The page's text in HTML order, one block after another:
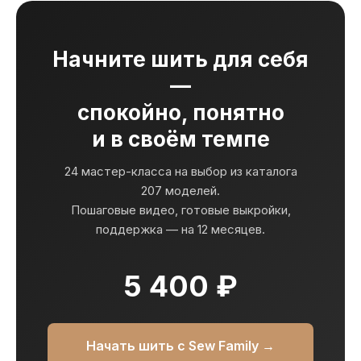
Начните шить для себя
—
спокойно, понятно
и в своём темпе
24 мастер-класса на выбор из каталога
207 моделей.
Пошаговые видео, готовые выкройки,
поддержка — на 12 месяцев.
5 400 ₽
Начать шить с Sew Family →